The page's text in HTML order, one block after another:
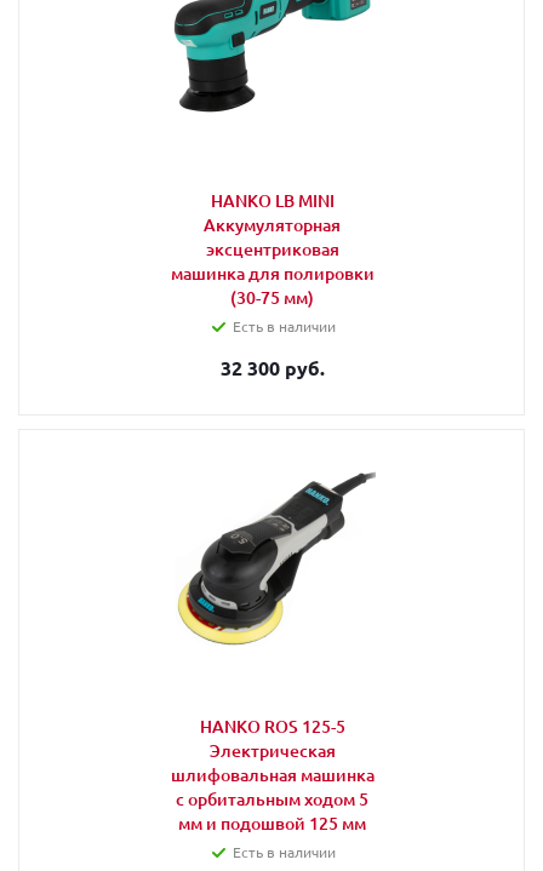
HANKO LB MINI
Аккумуляторная
эксцентриковая
машинка для полировки
(30-75 мм)
Есть в наличии
32 300 руб.
HANKO ROS 125-5
Электрическая
шлифовальная машинка
с орбитальным ходом 5
мм и подошвой 125 мм
Есть в наличии